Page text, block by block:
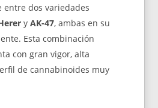
entre dos variedades
yAK-47, ambas en su
Esta combinación
con gran vigor, alta
de cannabinoides muy